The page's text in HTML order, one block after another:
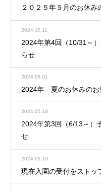
２０２５年５月のお休み
2024.10.11
2024年第4回（10/31～
らせ
2024.08.01
2024年 夏のお休みのお
2024.05.18
2024年第3回（6/13～）
せ
2024.05.10
現在入園の受付をストッ